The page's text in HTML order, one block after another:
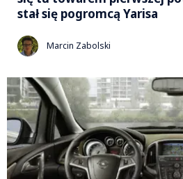
stał się pogromcą Yarisa
Marcin Zabolski